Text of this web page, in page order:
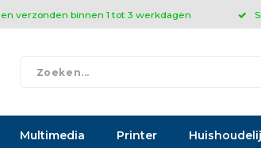
verzonden binnen 1 tot 3 werkdagen
Multimedia Printer